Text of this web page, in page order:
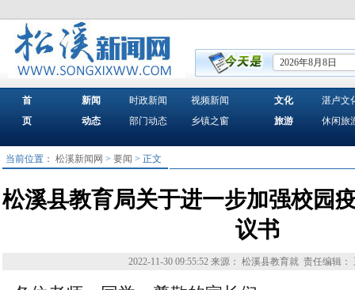
2026年8月8日
首
页
新闻
动态
时政新闻
部门动态
视频新闻
乡镇之窗
文化
旅游
湛卢文
休闲旅
当前位置：松溪新闻网 >要闻 > 正文
松溪县教育局关于进一步加强校园
议书
2022-11-30 09:55:52 来源： 松溪县教育就 责任编辑：